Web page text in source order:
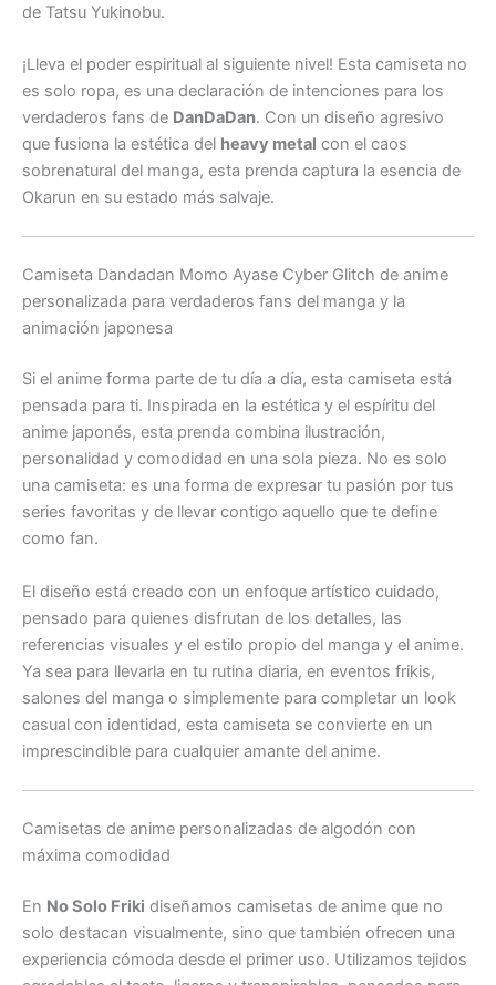
de Tatsu Yukinobu.
¡Lleva el poder espiritual al siguiente nivel! Esta camiseta no
es solo ropa, es una declaración de intenciones para los
verdaderos fans de DanDaDan. Con un diseño agresivo
que fusiona la estética del heavy metal con el caos
sobrenatural del manga, esta prenda captura la esencia de
Okarun en su estado más salvaje.
Camiseta Dandadan Momo Ayase Cyber Glitch de anime
personalizada para verdaderos fans del manga y la
animación japonesa
Si el anime forma parte de tu día a día, esta camiseta está
pensada para ti. Inspirada en la estética y el espíritu del
anime japonés, esta prenda combina ilustración,
personalidad y comodidad en una sola pieza. No es solo
una camiseta: es una forma de expresar tu pasión por tus
series favoritas y de llevar contigo aquello que te define
como fan.
El diseño está creado con un enfoque artístico cuidado,
pensado para quienes disfrutan de los detalles, las
referencias visuales y el estilo propio del manga y el anime.
Ya sea para llevarla en tu rutina diaria, en eventos frikis,
salones del manga o simplemente para completar un look
casual con identidad, esta camiseta se convierte en un
imprescindible para cualquier amante del anime.
Camisetas de anime personalizadas de algodón con
máxima comodidad
En No Solo Friki diseñamos camisetas de anime que no
solo destacan visualmente, sino que también ofrecen una
experiencia cómoda desde el primer uso. Utilizamos tejidos